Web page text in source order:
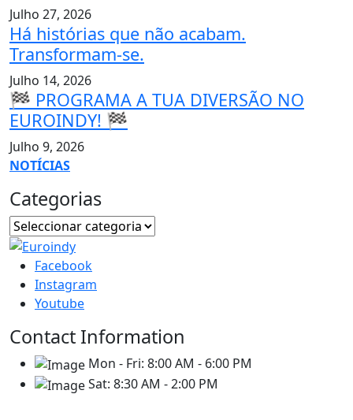
Julho 27, 2026
Há histórias que não acabam.
Transformam-se.
Julho 14, 2026
🏁 PROGRAMA A TUA DIVERSÃO NO
EUROINDY! 🏁
Julho 9, 2026
NOTÍCIAS
Categorias
Facebook
Instagram
Youtube
Contact Information
Mon - Fri: 8:00 AM - 6:00 PM
Sat: 8:30 AM - 2:00 PM